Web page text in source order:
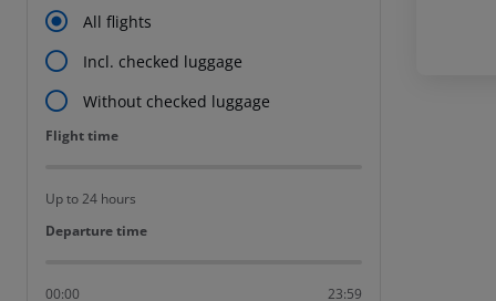
All flights
Incl. checked luggage
Without checked luggage
Flight time
Flight time
Up to 24 hours
Departure time
Departure time
00:00 23:59